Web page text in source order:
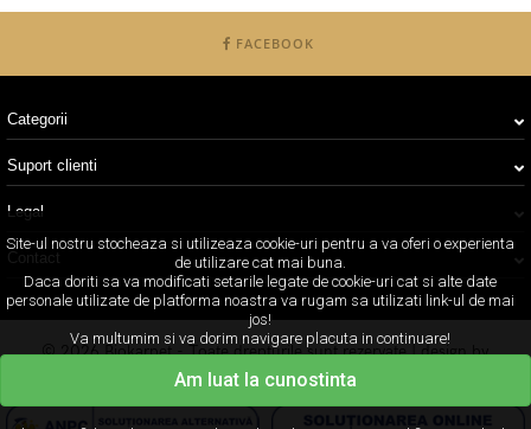
FACEBOOK
Categorii
Suport clienti
Legal
Contact
© 2026 Biokarpet - Toate drepturile sunt rezervate | design by
Concept24
Site-ul nostru stocheaza si utilizeaza cookie-uri pentru a va oferi o experienta
de utilizare cat mai buna.
Daca doriti sa va modificati setarile legate de cookie-uri cat si alte date
personale utilizate de platforma noastra va rugam sa utilizati link-ul de mai
jos!
Va multumim si va dorim navigare placuta in continuare!
Am luat la cunostinta